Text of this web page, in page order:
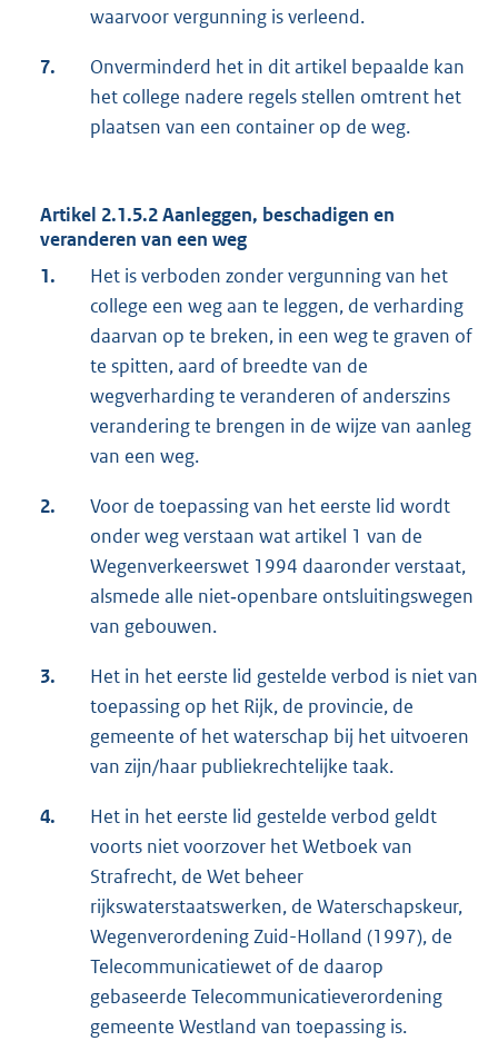
waarvoor vergunning is verleend.
7.
Onverminderd het in dit artikel bepaalde kan
het college nadere regels stellen omtrent het
plaatsen van een container op de weg.
Artikel 2.1.5.2 Aanleggen, beschadigen en
veranderen van een weg
1.
Het is verboden zonder vergunning van het
college een weg aan te leggen, de verharding
daarvan op te breken, in een weg te graven of
te spitten, aard of breedte van de
wegverharding te veranderen of anderszins
verandering te brengen in de wijze van aanleg
van een weg.
2.
Voor de toepassing van het eerste lid wordt
onder weg verstaan wat artikel 1 van de
Wegenverkeerswet 1994 daaronder verstaat,
alsmede alle niet‑openbare ontsluitingswegen
van gebouwen.
3.
Het in het eerste lid gestelde verbod is niet van
toepassing op het Rijk, de provincie, de
gemeente of het waterschap bij het uitvoeren
van zijn/haar publiekrechtelijke taak.
4.
Het in het eerste lid gestelde verbod geldt
voorts niet voorzover het Wetboek van
Strafrecht, de Wet beheer
rijkswaterstaatswerken, de Waterschapskeur,
Wegenverordening Zuid-Holland (1997), de
Telecommunicatiewet of de daarop
gebaseerde Telecommunicatieverordening
gemeente Westland van toepassing is.